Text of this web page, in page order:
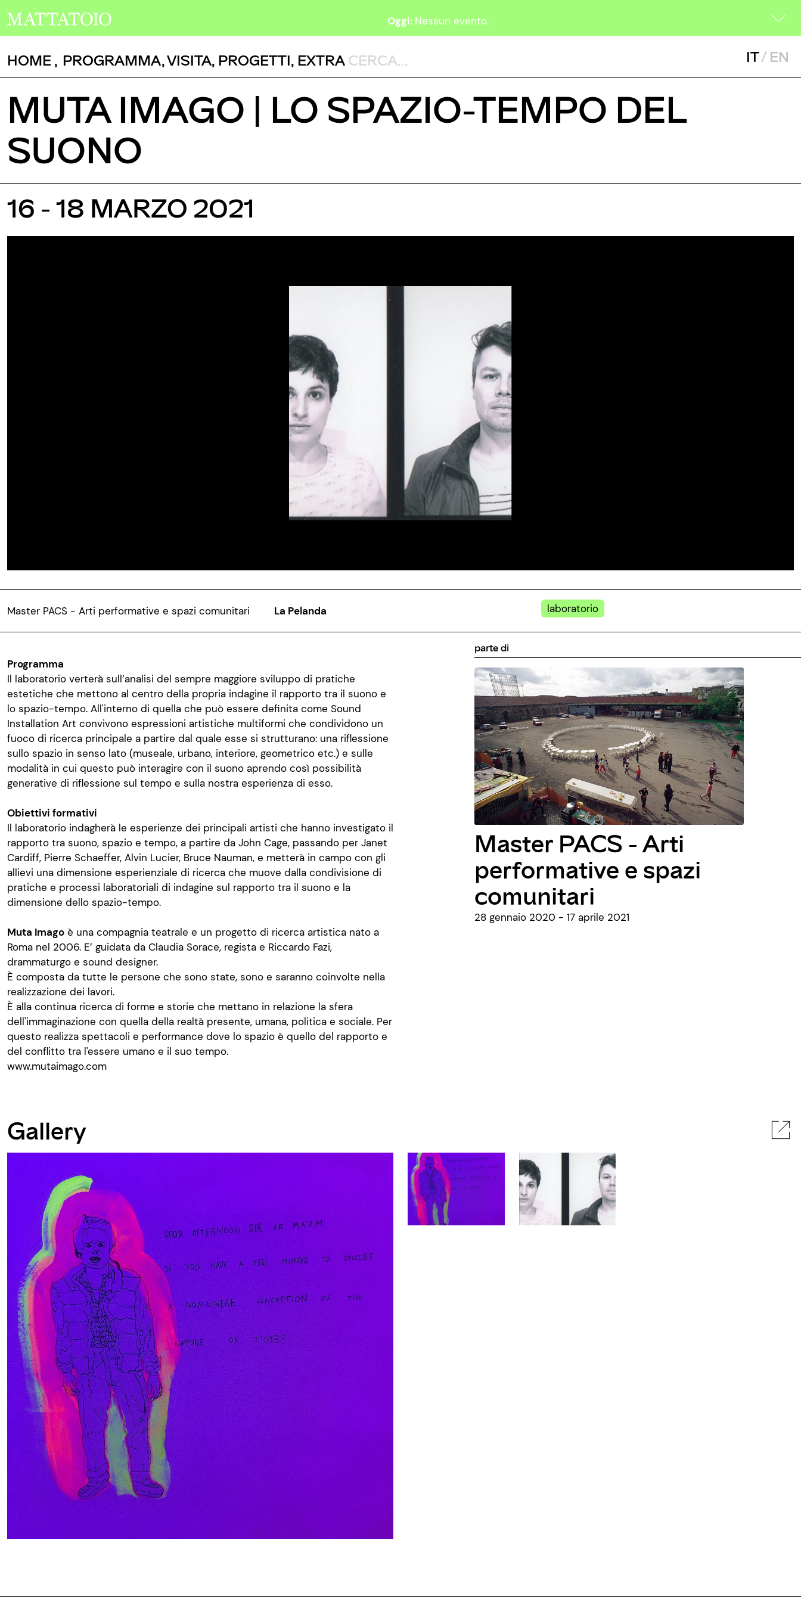
Oggi: Nessun evento.
HOME , PROGRAMMA,VISITA, PROGETTI, EXTRA IT/ EN
MUTA IMAGO | LO SPAZIO-TEMPO DEL
SUONO
16 - 18 MARZO 2021
Master PACS - Arti performative e spazi comunitari La Pelanda laboratorio
Programma
Il laboratorio verterà sull’analisi del sempre maggiore sviluppo di pratiche
estetiche che mettono al centro della propria indagine il rapporto tra il suono e
lo spazio-tempo. All'interno di quella che può essere definita come Sound
Installation Art convivono espressioni artistiche multiformi che condividono un
fuoco di ricerca principale a partire dal quale esse si strutturano: una riflessione
sullo spazio in senso lato (museale, urbano, interiore, geometrico etc.) e sulle
modalità in cui questo può interagire con il suono aprendo così possibilità
generative di riflessione sul tempo e sulla nostra esperienza di esso.
Obiettivi formativi
Il laboratorio indagherà le esperienze dei principali artisti che hanno investigato il
rapporto tra suono, spazio e tempo, a partire da John Cage, passando per Janet
Cardiff, Pierre Schaeffer, Alvin Lucier, Bruce Nauman, e metterà in campo con gli
allievi una dimensione esperienziale di ricerca che muove dalla condivisione di
pratiche e processi laboratoriali di indagine sul rapporto tra il suono e la
dimensione dello spazio-tempo.
Muta Imago è una compagnia teatrale e un progetto di ricerca artistica nato a
Roma nel 2006. E’ guidata da Claudia Sorace, regista e Riccardo Fazi,
drammaturgo e sound designer.
È composta da tutte le persone che sono state, sono e saranno coinvolte nella
realizzazione dei lavori.
È alla continua ricerca di forme e storie che mettano in relazione la sfera
dell'immaginazione con quella della realtà presente, umana, politica e sociale. Per
questo realizza spettacoli e performance dove lo spazio è quello del rapporto e
del conflitto tra l'essere umano e il suo tempo.
www.mutaimago.com
parte di
Master PACS - Arti
performative e spazi
comunitari
28 gennaio 2020 - 17 aprile 2021
Gallery